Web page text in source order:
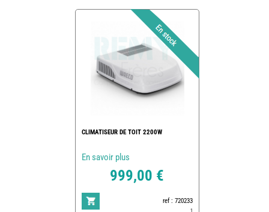
CLIMATISEUR DE TOIT 2200W
En savoir plus
999,00 €
ref : 720233
1